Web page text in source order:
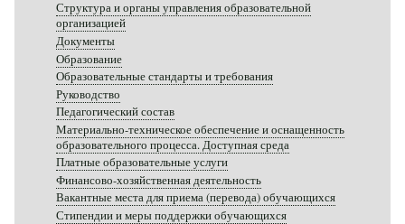
Структура и органы управления образовательной
организацией
Документы
Образование
Образовательные стандарты и требования
Руководство
Педагогический состав
Материально-техническое обеспечение и оснащенность
образовательного процесса. Доступная среда
Платные образовательные услуги
Финансово-хозяйственная деятельность
Вакантные места для приема (перевода) обучающихся
Стипендии и меры поддержки обучающихся